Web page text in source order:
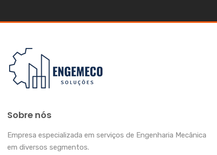
Sobre nós
Empresa especializada em serviços de Engenharia Mecânica
em diversos segmentos.